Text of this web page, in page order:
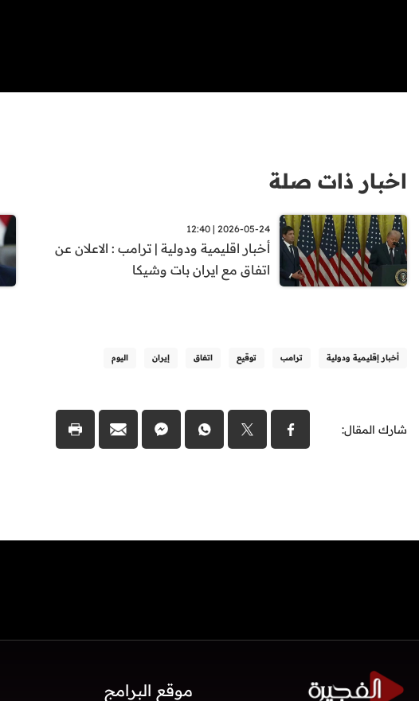
اخبار ذات صلة
2026-05-24 | 12:40
أخبار اقليمية ودولية | ترامب : الاعلان عن
اتفاق مع ايران بات وشيكا
أخبار إقليمية ودولية ترامب توقيع اتفاق إيران اليوم
شارك المقال:
موقع البرامج